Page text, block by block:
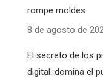
rompe moldes
8 de agosto de
El secreto de los
digital: domina el